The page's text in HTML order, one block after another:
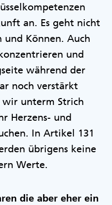
an. Es geht nicht
und Können. Auch
und
während der
noch verstärkt
wir unterm Strich
Herzens- und
In Artikel 131
übrigens keine
Werte.
die aber eher ein